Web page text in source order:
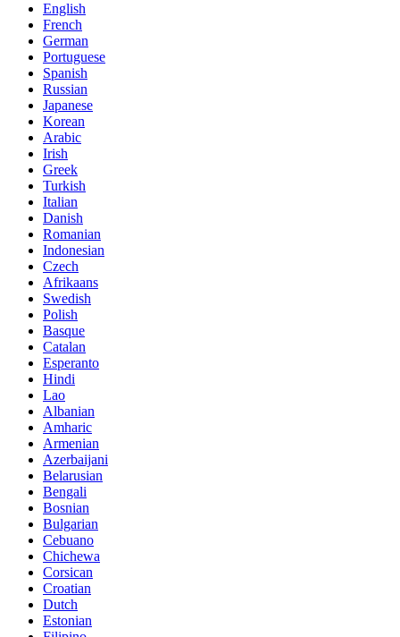
English
French
German
Portuguese
Spanish
Russian
Japanese
Korean
Arabic
Irish
Greek
Turkish
Italian
Danish
Romanian
Indonesian
Czech
Afrikaans
Swedish
Polish
Basque
Catalan
Esperanto
Hindi
Lao
Albanian
Amharic
Armenian
Azerbaijani
Belarusian
Bengali
Bosnian
Bulgarian
Cebuano
Chichewa
Corsican
Croatian
Dutch
Estonian